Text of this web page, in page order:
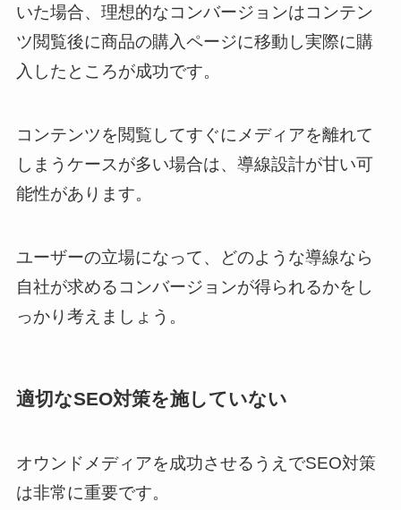
いた場合、理想的なコンバージョンはコンテン
ツ閲覧後に商品の購入ページに移動し実際に購
入したところが成功です。
コンテンツを閲覧してすぐにメディアを離れて
しまうケースが多い場合は、導線設計が甘い可
能性があります。
ユーザーの立場になって、どのような導線なら
自社が求めるコンバージョンが得られるかをし
っかり考えましょう。
適切なSEO対策を施していない
オウンドメディアを成功させるうえでSEO対策
は非常に重要です。